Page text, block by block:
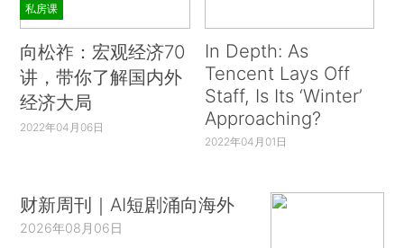
私房课
向松祚：宏观经济70
讲，带你了解国内外
经济大局
2022年04月06日
In Depth: As
Tencent Lays Off
Staff, Is Its ‘Winter’
Approaching?
2022年04月01日
财新周刊｜AI短剧涌向海外
2026年08月06日